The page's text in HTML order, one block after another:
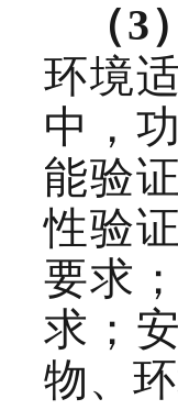
（3
环境
中，
能验
性验
要求
求；
物、